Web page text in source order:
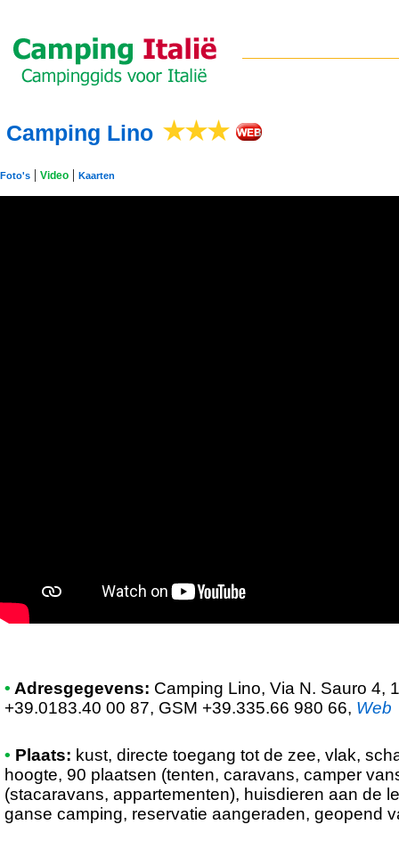
Camping Lino
Foto's | Video | Kaarten
• Adresgegevens: Camping Lino, Via N. Sauro 4,
+39.0183.40 00 87, GSM +39.335.66 980 66, Web
• Plaats: kust, directe toegang tot de zee, vlak,
hoogte, 90 plaatsen (tenten, caravans, camper
(stacaravans, appartementen), huisdieren aan de
ganse camping, reservatie aangeraden, geopend